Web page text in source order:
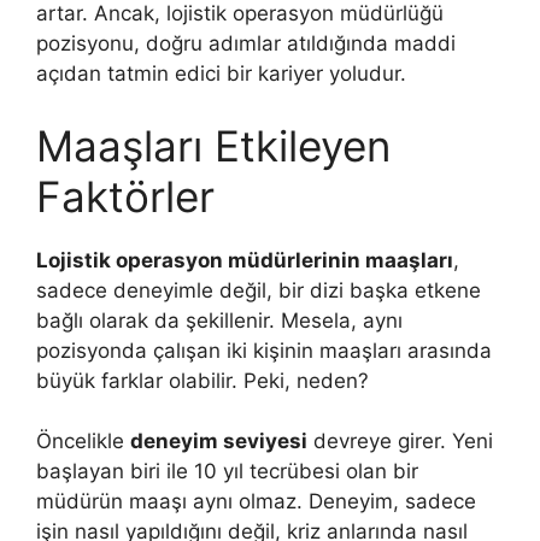
artar. Ancak, lojistik operasyon müdürlüğü
pozisyonu, doğru adımlar atıldığında maddi
açıdan tatmin edici bir kariyer yoludur.
Maaşları Etkileyen
Faktörler
Lojistik operasyon müdürlerinin maaşları,
sadece deneyimle değil, bir dizi başka etkene
bağlı olarak da şekillenir. Mesela, aynı
pozisyonda çalışan iki kişinin maaşları arasında
büyük farklar olabilir. Peki, neden?
Öncelikle deneyim seviyesi devreye girer. Yeni
başlayan biri ile 10 yıl tecrübesi olan bir
müdürün maaşı aynı olmaz. Deneyim, sadece
işin nasıl yapıldığını değil, kriz anlarında nasıl